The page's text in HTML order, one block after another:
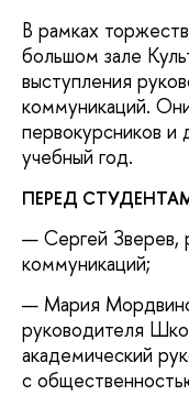
В рамках
большом зале
выступления
коммуникаций.
первокурсников и
учебный год.
ПЕРЕД
Сергей Зверев,
коммуникаций;
Мария
руководителя
академический
с